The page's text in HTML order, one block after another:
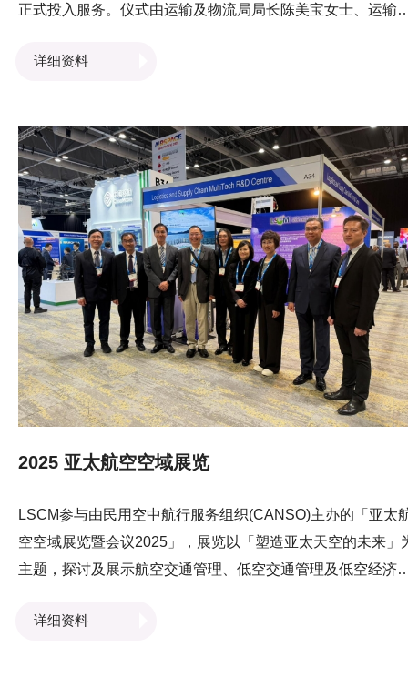
正式投入服务。仪式由运输及物流局局长陈美宝女士、运输
工程师、立法会议员林铭锋先生、香港海运港口发展局成员
用。 于活动上，运输及物流局副秘书长暨海运及港口发展专
陈婉雯女士、LSCM行政总裁黄广扬先生及FUNDel Limited
席商务官刘浩然先生在运输及物流局局长陈美宝女士、LSCM
董事局主席林晓锋教授 · 工程师及FUNDel Limited Founder
CEO高学亨教授的见证下，签署合作备忘录，三方将展开合
作，加快推动连结PCS与物流业界的信息平台，並研究运用
统上多方信赖的货流数据以协助金融机构进行相关物流中小
业的贸易融资申请审批，支持物流业可持续发展。
详细资料
2025 亚太航空空域展览
LSCM参与由民用空中航行服务组织(CANSO)主办的「亚太
空空域展览暨会议2025」，展览以「塑造亚太天空的未来」
主题，探讨及展示航空交通管理、低空交通管理及低空经济
空经济（起降操作）之基于视频分析的AI辅助超宽频定位与
详细资料